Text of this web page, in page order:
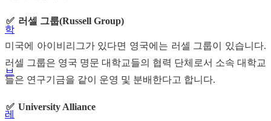
학
브
레
러셀 그룹(Russell Group)
미국에 아이비리그가 있다면 영국에는 러셀 그룹이 있습니다.
러셀 그룹은 영국 명문 대학교들의 협력 단체로서 소속 대학교
들은 연구기금을 같이 운영 및 분배한다고 합니다.
University Alliance